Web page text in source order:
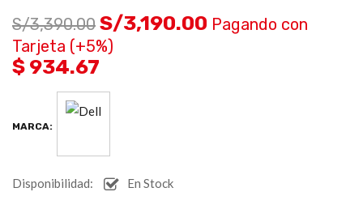
S/3,390.00 S/3,190.00 Pagando con
Tarjeta (+5%)
$ 934.67
MARCA:
Disponibilidad: En Stock